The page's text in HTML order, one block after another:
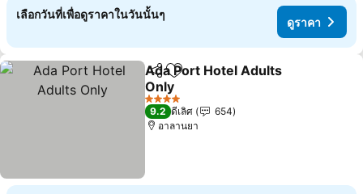
เลือกวันที่เพื่อดูราคาในวันนั้นๆ
ดูราคา
แชร์ เพิ่มในรายการโปรด
Ada Port Hotel Adults
Only
ดูราคา
4 ดาว
9.2 ดีเลิศ
654
อาลานยา